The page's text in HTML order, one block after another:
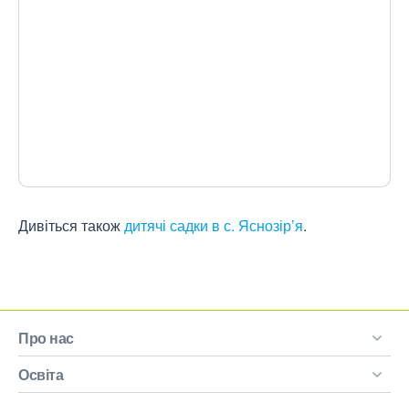
Дивіться такождитячі садки в с. Яснозір’я.
Про нас
Освіта